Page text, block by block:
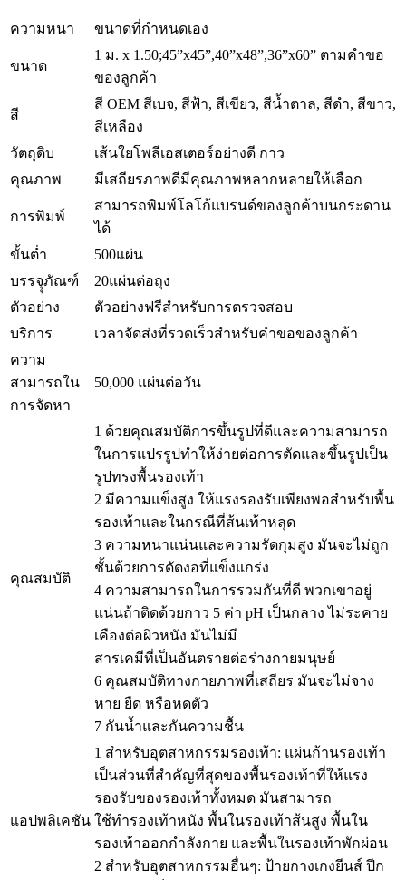
ความหนา ขนาดที่กำหนดเอง
ขนาด
1 ม. x 1.50;45”x45”,40”x48”,36”x60” ตามคำขอ
ของลูกค้า
สี
สี OEM สีเบจ, สีฟ้า, สีเขียว, สีน้ำตาล, สีดำ, สีขาว,
สีเหลือง
วัตถุดิบ
เส้นใยโพลีเอสเตอร์อย่างดี กาว
คุณภาพ
มีเสถียรภาพดีมีคุณภาพหลากหลายให้เลือก
การพิมพ์
สามารถพิมพ์โลโก้แบรนด์ของลูกค้าบนกระดาน
ได้
ขั้นต่ำ
500แผ่น
บรรจุุภัณฑ์
20แผ่นต่อถุง
ตัวอย่าง
ตัวอย่างฟรีสำหรับการตรวจสอบ
บริการ
เวลาจัดส่งที่รวดเร็วสำหรับคำขอของลูกค้า
ความ
สามารถใน
การจัดหา
50,000 แผ่นต่อวัน
คุณสมบัติ
1 ด้วยคุณสมบัติการขึ้นรูปที่ดีและความสามารถ
ในการแปรรูปทำให้ง่ายต่อการตัดและขึ้นรูปเป็น
รูปทรงพื้นรองเท้า
2 มีความแข็งสูง ให้แรงรองรับเพียงพอสำหรับพื้น
รองเท้าและในกรณีที่ส้นเท้าหลุด
3 ความหนาแน่นและความรัดกุมสูง มันจะไม่ถูก
ชั้นด้วยการดัดงอที่แข็งแกร่ง
4 ความสามารถในการรวมกันที่ดี พวกเขาอยู่
แน่นถ้าติดด้วยกาว 5 ค่า pH เป็นกลาง ไม่ระคาย
เคืองต่อผิวหนัง มันไม่มี
สารเคมีที่เป็นอันตรายต่อร่างกายมนุษย์
6 คุณสมบัติทางกายภาพที่เสถียร มันจะไม่จาง
หาย ยืด หรือหดตัว
7 กันน้ำและกันความชื้น
แอปพลิเคชัน
1 สำหรับอุตสาหกรรมรองเท้า: แผ่นก้านรองเท้า
เป็นส่วนที่สำคัญที่สุดของพื้นรองเท้าที่ให้แรง
รองรับของรองเท้าทั้งหมด มันสามารถ
ใช้ทำรองเท้าหนัง พื้นในรองเท้าส้นสูง พื้นใน
รองเท้าออกกำลังกาย และพื้นในรองเท้าพักผ่อน
2 สำหรับอุตสาหกรรมอื่นๆ: ป้ายกางเกงยีนส์ ปีก